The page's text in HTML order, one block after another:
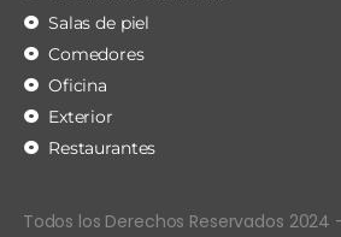
Salas de piel
Comedores
Oficina
Exterior
Restaurantes
Todos los Derechos Reservados 2024